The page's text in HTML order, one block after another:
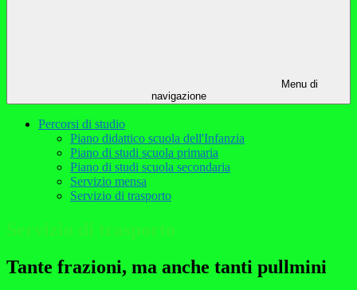
Menu di
navigazione
Percorsi di studio
Piano didattico scuola dell'Infanzia
Piano di studi scuola primaria
Piano di studi scuola secondaria
Servizio mensa
Servizio di trasporto
Servizio di trasporto
Tante frazioni, ma anche tanti pullmini